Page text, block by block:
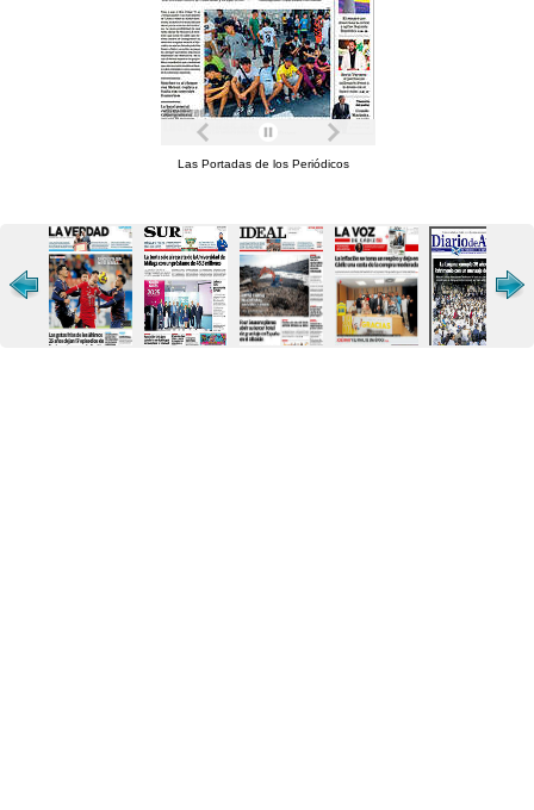
Las Portadas de los Periódicos